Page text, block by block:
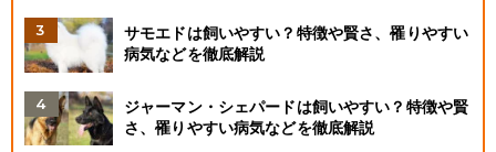
サモエドは飼いやすい？特徴や賢さ、罹りやすい
病気などを徹底解説
ジャーマン・シェパードは飼いやすい？特徴や賢
さ、罹りやすい病気などを徹底解説